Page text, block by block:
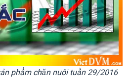
phẩm chăn nuôi tuần 29/2016